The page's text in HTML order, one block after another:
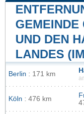
GEMEINDE
ND DEN
ANDES (IM
Berlin : 171 km
Köln : 476 km